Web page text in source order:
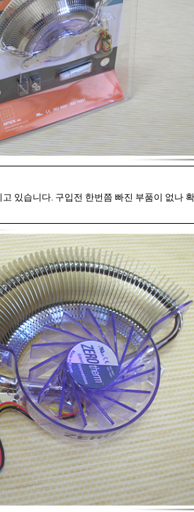
있습니다. 구입전 한번쯤 빠진 부품이 없나